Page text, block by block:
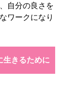
自分の良さを
ワークになり
生きるために